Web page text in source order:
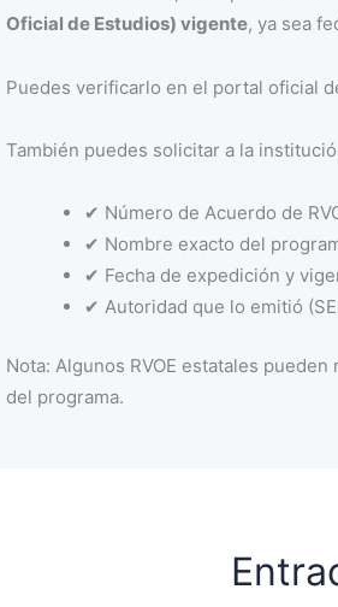
Oficial de Estudios) vigente, ya sea
Puedes verificarlo en el portal oficial
También puedes solicitar a la
✔ Número de Acuerdo de
✔ Nombre exacto del
✔ Fecha de expedición y
✔ Autoridad que lo emitió
Nota: Algunos RVOE estatales
del programa.